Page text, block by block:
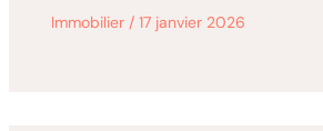
Immobilier/ 17 janvier 2026